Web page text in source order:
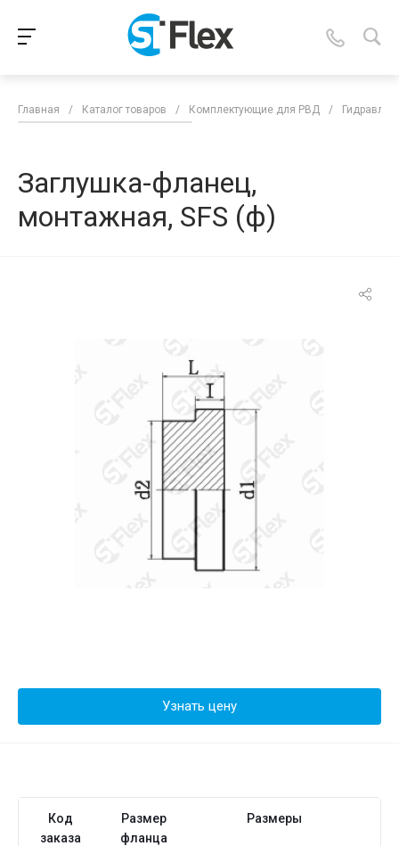
Главная / Каталог товаров / Комплектующие для РВД /
Заглушка-фланец,
монтажная, SFS (ф)
Узнать цену
Код
заказа
Размер
фланца
Размеры